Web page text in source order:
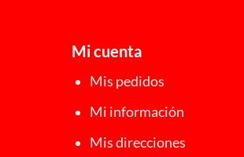
Mi cuenta
Mis pedidos
Mi información
Mis direcciones